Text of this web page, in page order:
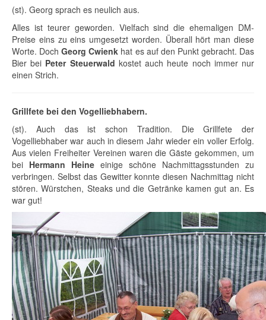
(st). Georg sprach es neulich aus.
Alles ist teurer geworden. Vielfach sind die ehemaligen DM-
Preise eins zu eins umgesetzt worden. Überall hört man diese
Worte. DochGeorg Cwienk hat es auf den Punkt gebracht. Das
Bier bei Peter Steuerwald kostet auch heute noch immer nur
einen Strich.
Grillfete bei den Vogelliebhabern.
(st). Auch das ist schon Tradition. Die Grillfete der
Vogelliebhaber war auch in diesem Jahr wieder ein voller Erfolg.
Aus vielen Freiheiter Vereinen waren die Gäste gekommen, um
bei Hermann Heine einige schöne Nachmittagsstunden zu
verbringen. Selbst das Gewitter konnte diesen Nachmittag nicht
stören. Würstchen, Steaks und die Getränke kamen gut an. Es
war gut!